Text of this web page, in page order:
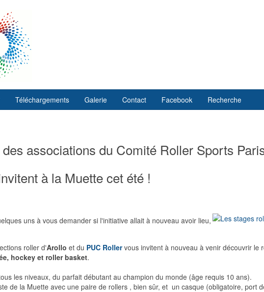
Téléchargements Galerie Contact Facebook Recherche
associations du Comité Roller Sports
à la Muette cet été !
uns à vous demander si l'initiative allait à nouveau avoir lieu,
roller d'Arollo et du PUC Rollervous invitent à nouveau à venir découvrir le
hockey et roller basket.
les niveaux, du parfait débutant au champion du monde (âge requis 10 ans).
de la Muette avec une paire de rollers , bien sûr, et un casque (obligatoire, port